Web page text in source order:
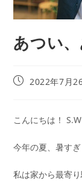
あつい
2022年7月
こんにちは！ S.W
今年の夏、暑す
私は家から最寄